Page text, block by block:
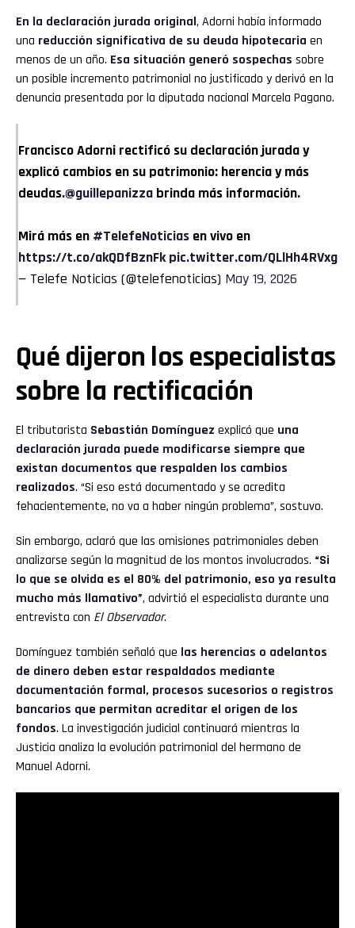
En la declaración jurada original, Adorni había informado
una reducción significativa de su deuda hipotecaria en
menos de un año. Esa situación generó sospechas sobre
un posible incremento patrimonial no justificado y derivó en la
denuncia presentada por la diputada nacional Marcela Pagano.
Francisco Adorni rectificó su declaración jurada y
explicó cambios en su patrimonio: herencia y más
deudas.@guillepanizza brinda más información.
Mirá más en #TelefeNoticias en vivo en
https://t.co/akQDfBznFk pic.twitter.com/QLlHh4RVxg
— Telefe Noticias (@telefenoticias) May 19, 2026
Qué dijeron los especialistas
sobre la rectificación
El tributarista Sebastián Domínguez explicó que una
declaración jurada puede modificarse siempre que
existan documentos que respalden los cambios
realizados. “Si eso está documentado y se acredita
fehacientemente, no va a haber ningún problema”, sostuvo.
Sin embargo, aclaró que las omisiones patrimoniales deben
analizarse según la magnitud de los montos involucrados. “Si
lo que se olvida es el 80% del patrimonio, eso ya resulta
mucho más llamativo”, advirtió el especialista durante una
entrevista con El Observador.
Domínguez también señaló que las herencias o adelantos
de dinero deben estar respaldados mediante
documentación formal, procesos sucesorios o registros
bancarios que permitan acreditar el origen de los
fondos. La investigación judicial continuará mientras la
Justicia analiza la evolución patrimonial del hermano de
Manuel Adorni.